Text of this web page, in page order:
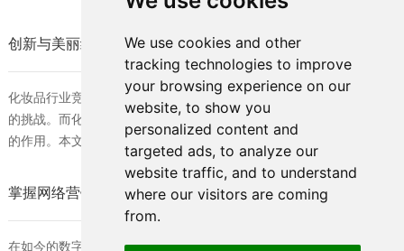
We use cookies and other
tracking technologies to improve
your browsing experience on our
website, to show you
personalized content and
targeted ads, to analyze our
website traffic, and to understand
where our visitors are coming
from.
理的广告费用预算是确保营销效果的关键。 首先，我们需要明确谷歌
广告的收费模式。谷歌推广主要基于“每次点击费用”（CPC）进行计
费。也就是说，每当用户点击投放的广告时，商家需要支付一定的费
用。广告费的具体计算不仅与行
化妆品行业竞争激烈，如何在众多品牌中脱颖而出成为各大公司面临
的挑战。而化妆品外包装作为品牌形象的重要体现，发挥着不可忽视
的作用。本文将深入探讨化妆品外包装如何宣传推广以及有效的策
略，帮助品牌提升市场竞争力。 首先，化妆品外包装的重要性不言而
喻。它不仅保护产品，还有助于提升产品形象和用户体验。消费者通
常会被包装的设计和视觉效果吸引，因此，品牌制定独特、富有创意
的包装设计是成功的一步。化妆品外包
掌握网络营销的核心技巧：怎么样快速了解SEO的最佳方法
在如今的数字时代，搜索引擎优化（SEO）已经成为网络营销的核心